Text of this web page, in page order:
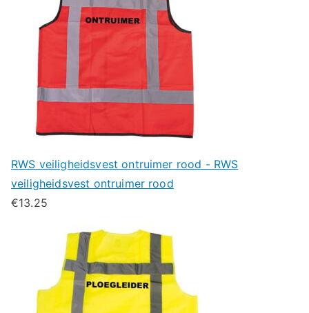
RWS veiligheidsvest ontruimer rood - RWS
veiligheidsvest ontruimer rood
€13.25